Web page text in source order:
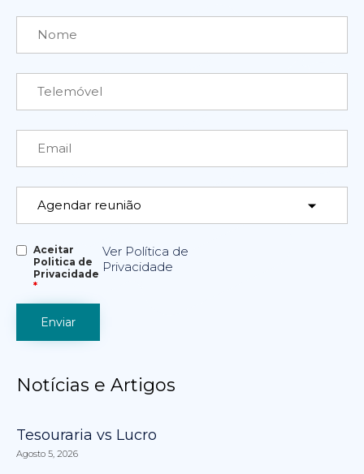
Aceitar
Politica de
Privacidade
*
Ver Política de
Privacidade
Notícias e Artigos
Tesouraria vs Lucro
Agosto 5, 2026